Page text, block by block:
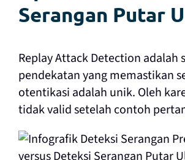
Serangan Putar
Replay Attack Detection adalah
pendekatan yang memastikan
otentikasi adalah unik. Oleh
tidak valid setelah contoh